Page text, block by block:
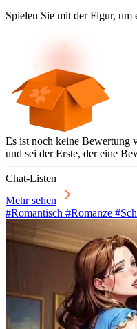
Spielen Sie mit der Figur, um
Es ist noch keine Bewertung
und sei der Erste, der eine
Chat-Listen
Mehr sehen
#Romantisch #Romanze